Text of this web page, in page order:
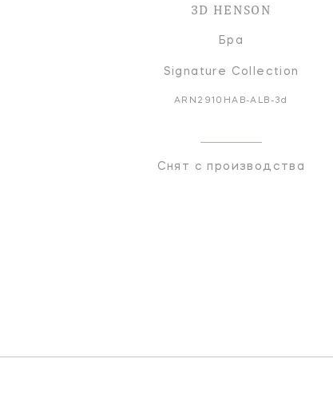
3D HENSON
Бра
Signature Collection
ARN2910HAB-ALB-3d
Снят с производства